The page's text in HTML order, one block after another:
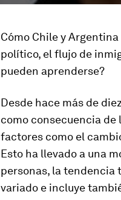
Cómo Chile y
político, el flujo de
pueden aprenderse?
Desde hace más de
como consecuencia de
factores como el
Esto ha llevado a una
personas, la tendencia
variado e incluye